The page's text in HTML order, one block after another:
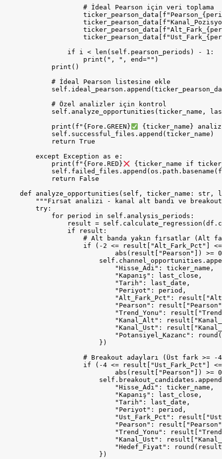
                    # İdeal Pearson için veri toplama
                if i < len(self.pearson_periods) - 1:
                    print(", ", end="")
            print()
            # İdeal Pearson listesine ekle
            # Özel analizler için kontrol
self.analyze_opportunities(ticker_name,
            print(f"{Fore.GREEN}
{ticker_name}
            self.successful_files.append(ticker_name)
            return True
        except Exception as e:
            print(f"{Fore.RED}
{ticker_name if
            return False
def analyze_opportunities(self, ticker_name: str,
"""Fırsat analizi - kanal alt bandı ve
        try:
            for period in self.analysis_periods:
result =
                if result:
# Alt banda yakın fırsatlar (Alt
if (-2 <= result["Alt_Fark_Pct"]
abs(result["Pearson"]) >=
                            "Hisse_Adi": ticker_name,
                            "Kapanış": last_close,
                            "Tarih": last_date,
                            "Periyot": period,
"Alt_Fark_Pct":
"Pearson":
"Trend_Yonu":
"Kanal_Alt":
"Kanal_Ust":
"Potansiyel_Kazanc":
                        })
# Breakout adayları (Üst fark >= -
if (-4 <= result["Ust_Fark_Pct"]
abs(result["Pearson"]) >=
                            "Hisse_Adi": ticker_name,
                            "Kapanış": last_close,
                            "Tarih": last_date,
                            "Periyot": period,
"Ust_Fark_Pct":
"Pearson":
"Trend_Yonu":
"Kanal_Ust":
"Hedef_Fiyat":
                        })